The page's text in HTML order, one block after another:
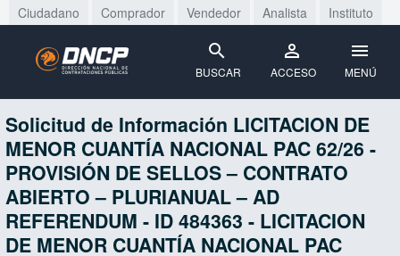
Ciudadano Comprador Vendedor Analista Instituto
BUSCAR ACCESO MENÚ
Solicitud de Información LICITACION DE
MENOR CUANTÍA NACIONAL PAC 62/26 -
PROVISIÓN DE SELLOS – CONTRATO
ABIERTO – PLURIANUAL – AD
REFERENDUM - ID 484363 - LICITACION
DE MENOR CUANTÍA NACIONAL PAC